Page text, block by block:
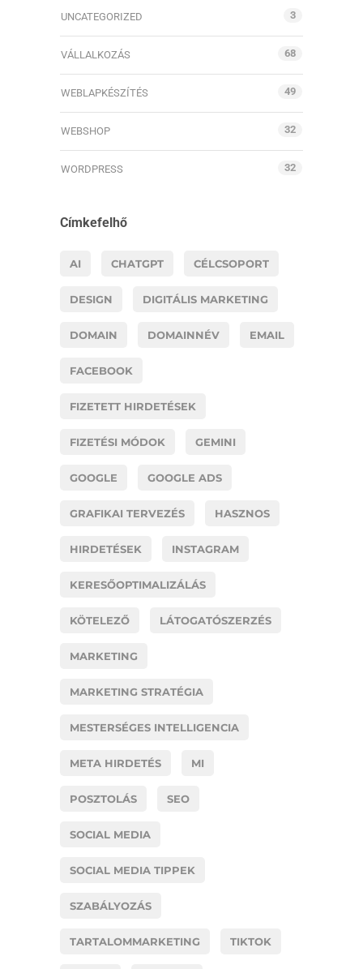
UNCATEGORIZED 3
VÁLLALKOZÁS 68
WEBLAPKÉSZÍTÉS 49
WEBSHOP 32
WORDPRESS 32
Címkefelhő
AI CHATGPT CÉLCSOPORT
DESIGN DIGITÁLIS MARKETING
DOMAIN DOMAINNÉV EMAIL
FACEBOOK
FIZETETT HIRDETÉSEK
FIZETÉSI MÓDOK GEMINI
GOOGLE GOOGLE ADS
GRAFIKAI TERVEZÉS HASZNOS
HIRDETÉSEK INSTAGRAM
KERESŐOPTIMALIZÁLÁS
KÖTELEZŐ LÁTOGATÓSZERZÉS
MARKETING
MARKETING STRATÉGIA
MESTERSÉGES INTELLIGENCIA
META HIRDETÉS MI
POSZTOLÁS SEO
SOCIAL MEDIA
SOCIAL MEDIA TIPPEK
SZABÁLYOZÁS
TARTALOMMARKETING TIKTOK